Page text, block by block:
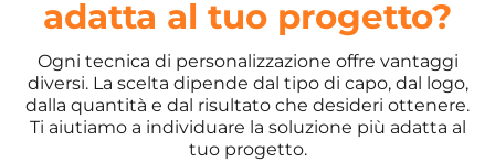
adatta al tuo progetto?
Ogni tecnica di personalizzazione offre vantaggi
diversi. La scelta dipende dal tipo di capo, dal logo,
dalla quantità e dal risultato che desideri ottenere.
Ti aiutiamo a individuare la soluzione più adatta al
tuo progetto.